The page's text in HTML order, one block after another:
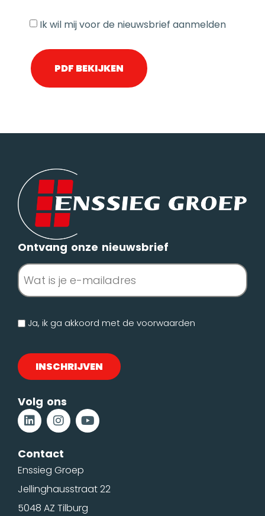
Nieuwsbrief
Ik wil mij voor de nieuwsbrief aanmelden
Ontvang onze nieuwsbrief
E-
mailadres
(Vereist)
Geen
Ja, ik ga akkoord met de voorwaarden
Volg ons
Contact
Enssieg Groep
Jellinghausstraat 22
5048 AZ Tilburg